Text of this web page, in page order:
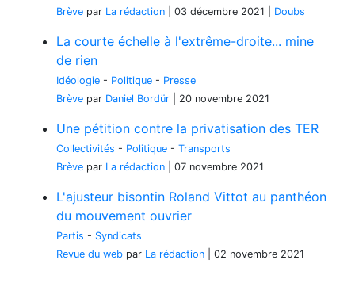
Brève par La rédaction 03 décembre 2021 Doubs
La courte échelle à l'extrême-droite... mine
de rien
Idéologie - Politique - Presse
Brève par Daniel Bordür 20 novembre 2021
Une pétition contre la privatisation des TER
Collectivités - Politique - Transports
Brève par La rédaction 07 novembre 2021
L'ajusteur bisontin Roland Vittot au panthéon
du mouvement ouvrier
Partis - Syndicats
Revue du web par La rédaction 02 novembre 2021